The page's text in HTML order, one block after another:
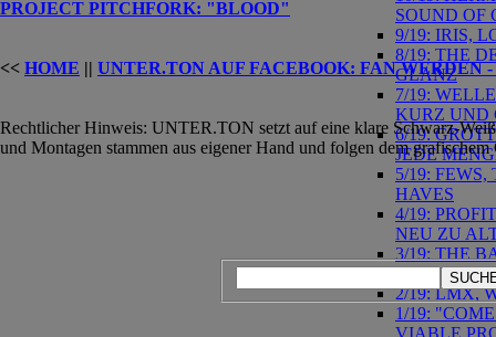
SOUND OF
9/19: IRIS,
8/19: THE
GLANZ
7/19:
KURZ UND
6/19:
JEDE
5/19:
HAVES
4/19:
NEU ZU
3/19: THE
GEHT'S
2/19: LMX,
1/19:
VIABLE
PROJECT PITCHFORK: "BLOOD"
<< HOME || UNTER.TON AUF FACEBOOK: FAN
Rechtlicher Hinweis: UNTER.TON setzt auf eine klare Schwarz-
und Montagen stammen aus eigener Hand und folgen dem grafischem